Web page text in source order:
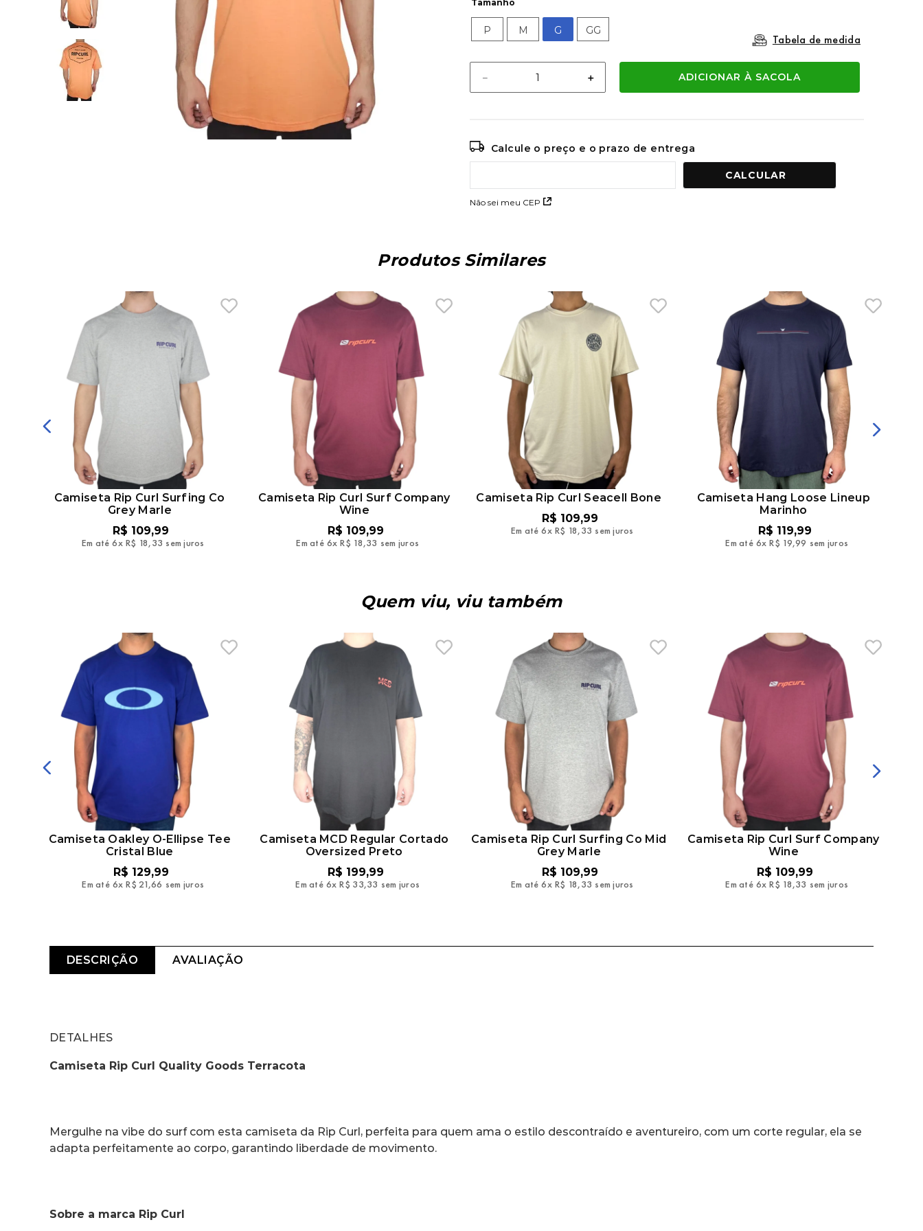
Tamanho
P M G GG
Tabela de medida
＋
－ ADICIONAR À SACOLA
Calcule o preço e o prazo de entrega
Não sei meu CEP
Produtos Similares
Camiseta Rip Curl Surfing Co
Grey Marle
R$ 109,99
Em até 6x R$ 18,33 sem juros
Camiseta Rip Curl Surf Company
Wine
R$ 109,99
Em até 6x R$ 18,33 sem juros
Camiseta Rip Curl Seacell Bone
R$ 109,99
Em até 6x R$ 18,33 sem juros
Camiseta Hang Loose Lineup
Marinho
R$ 119,99
Em até 6x R$ 19,99 sem juros
Quem viu, viu também
Camiseta Oakley O-Ellipse Tee
Cristal Blue
R$ 129,99
Em até 6x R$ 21,66 sem juros
Camiseta MCD Regular Cortado
Oversized Preto
R$ 199,99
Em até 6x R$ 33,33 sem juros
Camiseta Rip Curl Surfing Co Mid
Grey Marle
R$ 109,99
Em até 6x R$ 18,33 sem juros
Camiseta Rip Curl Surf Company
Wine
R$ 109,99
Em até 6x R$ 18,33 sem juros
DESCRIÇÃO AVALIAÇÃO
DETALHES
Camiseta Rip Curl Quality Goods Terracota
Mergulhe na vibe do surf com esta camiseta da Rip Curl, perfeita para quem ama o estilo descontraído e aventureiro, com um corte regular, ela se
adapta perfeitamente ao corpo, garantindo liberdade de movimento.
Sobre a marca Rip Curl